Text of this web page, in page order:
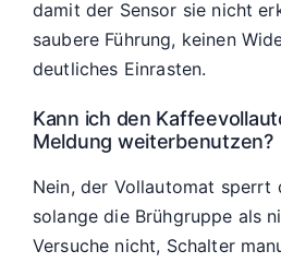
damit der Sensor sie nicht
saubere Führung, keinen
deutliches Einrasten.
Kann ich den
Meldung weiterbenutzen?
Nein, der Vollautomat sperrt
solange die Brühgruppe als
Versuche nicht, Schalter